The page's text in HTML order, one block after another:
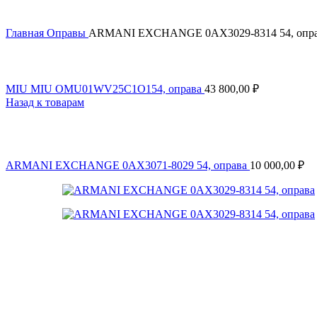
Главная Оправы ARMANI EXCHANGE 0AX3029-8314 54,
MIU MIU OMU01WV25C1O154, оправа 43 800,00 ₽
Назад к товарам
ARMANI EXCHANGE 0AX3071-8029 54, оправа 10 000,00 ₽